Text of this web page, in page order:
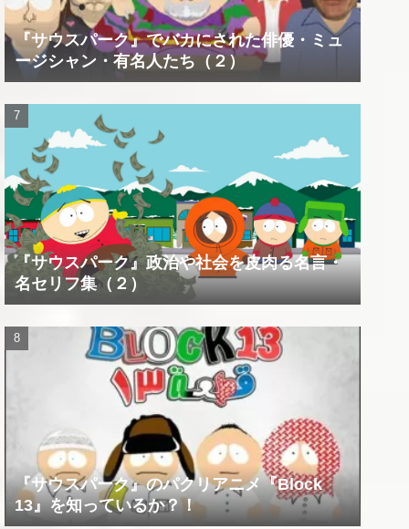
『サウスパーク』でバカにされた俳優・ミュ
ージシャン・有名人たち（２）
『サウスパーク』政治や社会を皮肉る名言・
名セリフ集（２）
『サウスパーク』のパクリアニメ『Block
13』を知っているか？！